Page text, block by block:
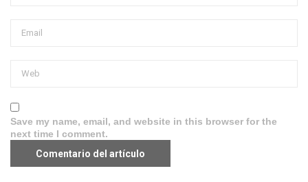
Save my name, email, and website in this browser for the
next time I comment.